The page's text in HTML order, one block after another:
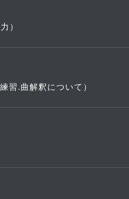
）
.曲解釈について）